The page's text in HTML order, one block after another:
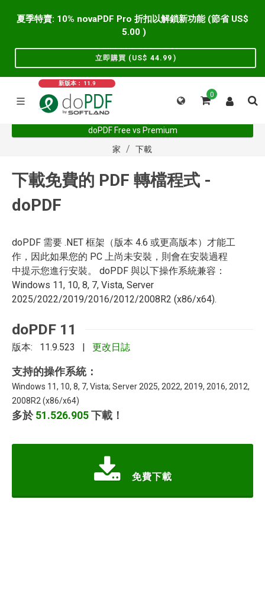
5.00 )
立即購買 (US$ 44.99 )
新版本： 11.9
0
doPDF Free vs Premium
家
下載
下載免費的 PDF 轉檔程式 -
doPDF
doPDF 需要 .NET 框架（版本 4.6 或更高版本）才能工
作，因此如果您的 PC 上尚未安裝，則會在安裝過程
中提示您進行安裝。 doPDF 與以下操作系統兼容：
Windows 11, 10, 8, 7, Vista, Server
2025/2022/2019/2016/2012/2008R2 (x86/x64).
doPDF 11
版本: 11.9.523 | 更改日誌
支持的操作系統：
Windows 11, 10, 8, 7, Vista; Server 2025, 2022, 2019, 2016, 2012,
2008R2 (x86/x64)
多於 51.526.905 下載！
免費下載